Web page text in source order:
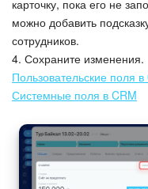
Сотрудники
Бизнес-процессы
Маркетплейс
Контакт-центр
карточку, пока его не
можно добавить
сотрудников.
4. Сохраните изменения.
Пользовательские поля в
Системные поля в CRM